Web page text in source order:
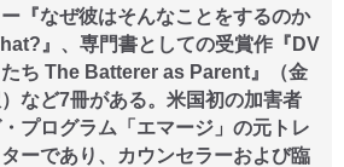
『なぜ彼はそんなことをするのか
』、専門書としての受賞作『DV
ち The Batterer as Parent』（金
など7冊がある。米国初の加害者
プログラム「エマージ」の元トレ
ーであり、カウンセラーおよび臨